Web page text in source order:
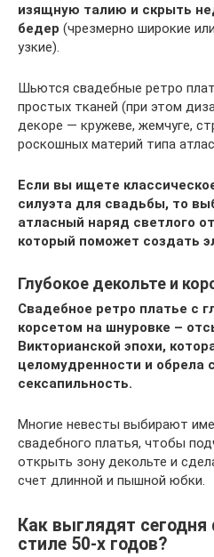
изящную талию и скрыть
бедер (чрезмерно широкие
узкие).
Шьются свадебные ретро
простых тканей (при этом
декоре — кружеве, жемчуге,
роскошных материй типа
Если вы ищете
силуэта для свадьбы, то
атласный наряд светлого
который поможет создать
Глубокое декольте и
Свадебное ретро платье с
корсетом на шнуровке –
Викторианской эпохи,
целомудренности и обрела
сексапильность.
Многие невесты выбирают
свадебного платья, чтобы
открыть зону декольте и
счет длинной и пышной юбки.
Как выглядят
стиле 50-х годов?